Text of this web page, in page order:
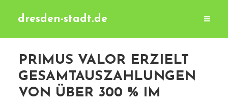
dresden-stadt.de
PRIMUS VALOR ERZIELT
GESAMTAUSZAHLUNGEN
VON ÜBER 300 % IM